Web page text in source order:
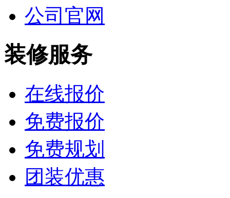
公司官网
装修服务
在线报价
免费报价
免费规划
团装优惠